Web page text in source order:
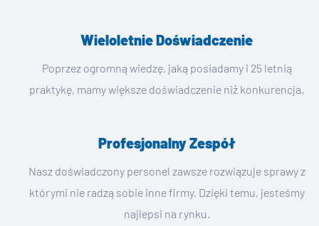
Wieloletnie Doświadczenie
Poprzez ogromną wiedzę, jaką posiadamy i 25 letnią
praktykę, mamy większe doświadczenie niż konkurencja.
Profesjonalny Zespół
Nasz doświadczony personel zawsze rozwiązuje sprawy z
którymi nie radzą sobie inne firmy. Dzięki temu, jesteśmy
najlepsi na rynku.